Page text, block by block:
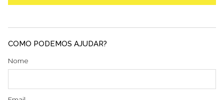
COMO PODEMOS AJUDAR?
Nome